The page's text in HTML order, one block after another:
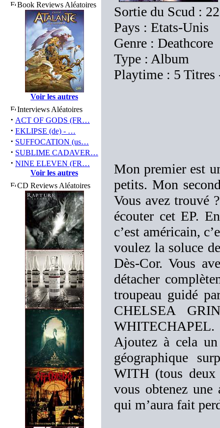
Book Reviews Aléatoires
Voir les autres
Interviews Aléatoires
· ACT OF GODS (FR…
· EKLIPSE (de) - …
· SUFFOCATION (us…
· SUBLIME CADAVER…
· NINE ELEVEN (FR…
Voir les autres
CD Reviews Aléatoires
Sortie du Scud :
Pays : Etats-Unis
Genre : Deathcore
Type : Album
Playtime : 5 Titres
Mon premier est
petits. Mon
Vous avez trouvé
écouter cet EP.
c’est américain,
voulez la soluce
Dès-Cor. Vous
détacher
troupeau guidé
CHELSEA
Ajoutez à cela
géographique
WITH (tous
vous obtenez
qui m’aura fait